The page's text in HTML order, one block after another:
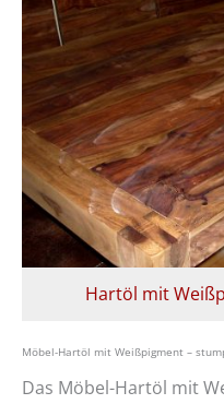
Hartöl mit
Möbel-Hartöl mit Weißpigment –
Das Möbel-Hartöl mit